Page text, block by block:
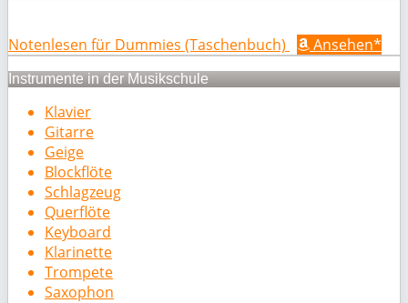
Notenlesen für Dummies (Taschenbuch) Ansehen*
Instrumente in der Musikschule
Klavier
Gitarre
Geige
Blockflöte
Schlagzeug
Querflöte
Keyboard
Klarinette
Trompete
Saxophon